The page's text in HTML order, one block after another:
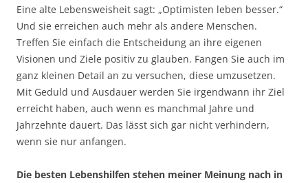
Eine alte Lebensweisheit sagt: „Optimisten leben besser.“
Und sie erreichen auch mehr als andere Menschen.
Treffen Sie einfach die Entscheidung an ihre eigenen
Visionen und Ziele positiv zu glauben. Fangen Sie auch im
ganz kleinen Detail an zu versuchen, diese umzusetzen.
Mit Geduld und Ausdauer werden Sie irgendwann ihr Ziel
erreicht haben, auch wenn es manchmal Jahre und
Jahrzehnte dauert. Das lässt sich gar nicht verhindern,
wenn sie nur anfangen.
Die besten Lebenshilfen stehen meiner Meinung nach in